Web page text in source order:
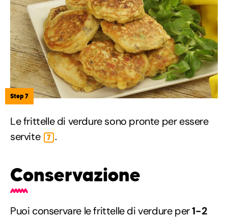
Step 7
Le frittelle di verdure sono pronte per essere
servite
7 .
Conservazione
Puoi conservare le frittelle di verdure per1-2